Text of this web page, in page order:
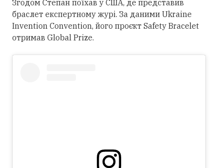
Згодом Степан поїхав у США, де представив
браслет експертному журі. За даними Ukraine
Invention Convention, його проєкт Safety Bracelet
отримав Global Prize.